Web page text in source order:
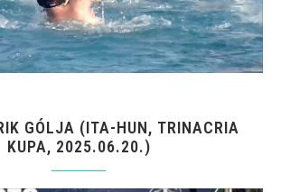
GÓLJA (ITA-HUN, TRINACRIA
KUPA, 2025.06.20.)